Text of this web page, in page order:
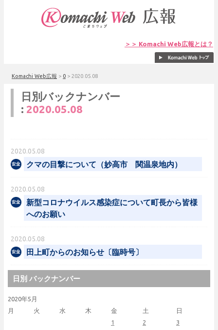
＞＞ Komachi Web広報とは？
Komachi Web広報 > 0 > 2020.05.08
日別バックナンバー
: 2020.05.08
2020.05.08
クマの目撃について（妙高市 関温泉地内）
2020.05.08
新型コロナウイルス感染症について町長から皆様
へのお願い
2020.05.08
田上町からのお知らせ〔臨時号〕
日別 バックナンバー
2020年5月
月
火 水 木 金 土 日
1 2
3